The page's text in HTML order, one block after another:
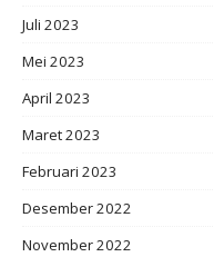
Juli 2023
Mei 2023
April 2023
Maret 2023
Februari 2023
Desember 2022
November 2022